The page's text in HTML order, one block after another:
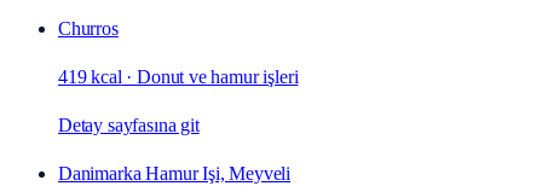
Churros
419 kcal ·Donut ve hamur işleri
Detay sayfasına git
Danimarka Hamur Işi, Meyveli